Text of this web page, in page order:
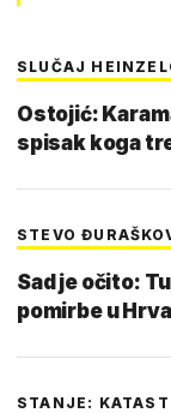
SLUČAJ
Ostojić:
spisak koga
STEVO
Sad je očito:
pomirbe u
STANJE: